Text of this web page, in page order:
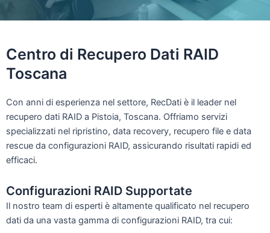
Centro di Recupero Dati RAID
Toscana
Con anni di esperienza nel settore, RecDati è il leader nel
recupero dati RAID a Pistoia, Toscana. Offriamo servizi
specializzati nel ripristino, data recovery, recupero file e data
rescue da configurazioni RAID, assicurando risultati rapidi ed
efficaci.
Configurazioni RAID Supportate
Il nostro team di esperti è altamente qualificato nel recupero
dati da una vasta gamma di configurazioni RAID, tra cui: